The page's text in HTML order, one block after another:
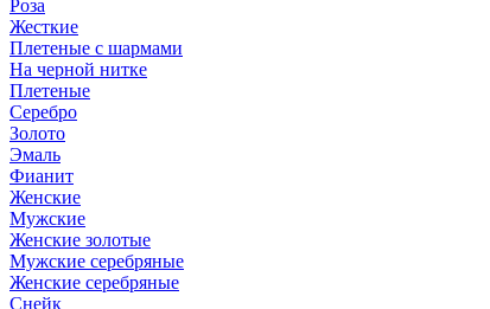
Роза
Жесткие
Плетеные с шармами
На черной нитке
Плетеные
Серебро
Золото
Эмаль
Фианит
Женские
Мужские
Женские золотые
Мужские серебряные
Женские серебряные
Снейк